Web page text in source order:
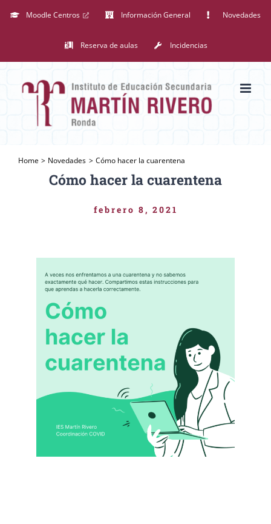
Saltar
Moodle Centros Información General Novedades
Reserva de aulas Incidencias
Home Novedades Cómo hacer la cuarentena
Cómo hacer la cuarentena
febrero 8, 2021